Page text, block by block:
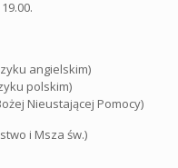
angielskim)
polskim)
Nieustającej Pomocy)
i Msza św.)